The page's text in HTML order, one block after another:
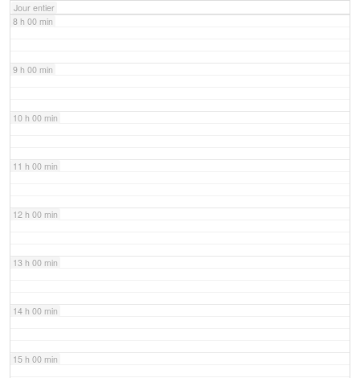
Jour entier
8 h 00 min
9 h 00 min
10 h 00 min
11 h 00 min
12 h 00 min
13 h 00 min
14 h 00 min
15 h 00 min